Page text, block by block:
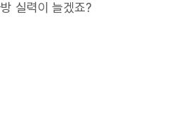
실력이 늘겠죠?